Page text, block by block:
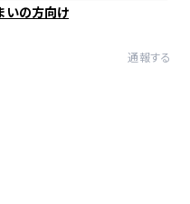
いの方向け
通報する